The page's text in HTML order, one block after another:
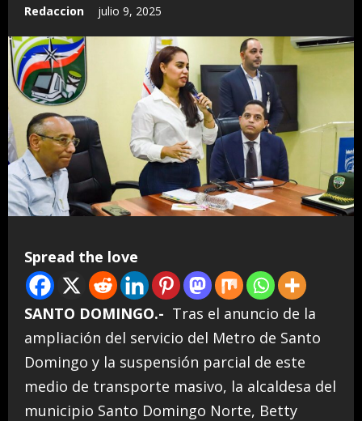
Redaccion julio 9, 2025
Spread the love
SANTO DOMINGO.- Tras el anuncio de la
ampliación del servicio del Metro de Santo
Domingo y la suspensión parcial de este
medio de transporte masivo, la alcaldesa del
municipio Santo Domingo Norte, Betty